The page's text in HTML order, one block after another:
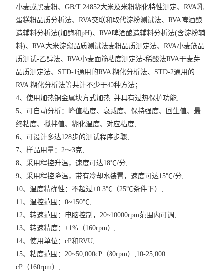
小麦或黑麦粉、GB/T 24852大米及米粉糊化特性测定、RVA乳
蛋糕粉品质分析法、RVA交联和取代淀粉测试法、RVA啤酒酿
造辅料分析法(加酶和pH)、RVA啤酒酿造辅料分析法(含淀粉辅
料)、RVA大米淀窥品质测试法麦粉品质测定法、RVA小麦筋品
质测试-乙醇法、RVA小麦面筋粘度测定法-稀酸法RVA干麦芽
品质测定法、STD-1通用的RVA 糊化分析法、STD-2通用的
RVA 糊化分析法等共计不少于40种方法；
4、使用加热铜金属块方式加热, 并具有过热保护功能;
5、可自动分析：峰值粘度、衰减度、保持强度、回生值、最
终粘度、搅拌值、糊化温度、对应粘度;
6、可设计多达128步的测试程序步骤;
7、样品用量：2～3克;
8、采用程控升温，速度可达18℃/分;
9、采用程控降温，带有冷却水装置，速度可达15℃/分;
10、温度精确性：不超过±0.3℃（25℃条件下）;
11、温控范围：0~150℃;
12、转速范围：电脑控制，20~10000rpm范围内可调;
13、转速精度：±1%（160rpm）;
14、使用单位：cP和RVU;
15、粘度范围：20~50,000cP（80rpm）;10-25,000
cP（160rpm）;